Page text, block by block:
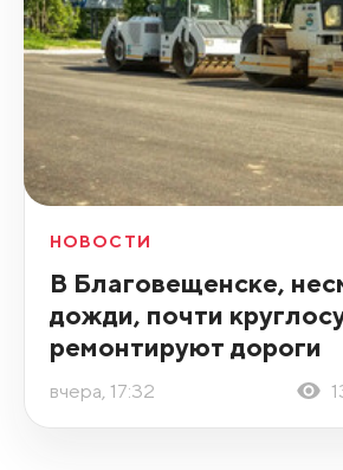
НОВОСТИ
В Благовещенске,
дожди, почти
ремонтируют дороги
вчера, 17:32